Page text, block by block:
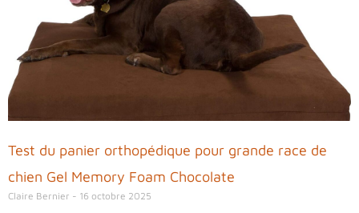
Test du panier orthopédique pour grande race de
chien Gel Memory Foam Chocolate
Claire Bernier 16 octobre 2025